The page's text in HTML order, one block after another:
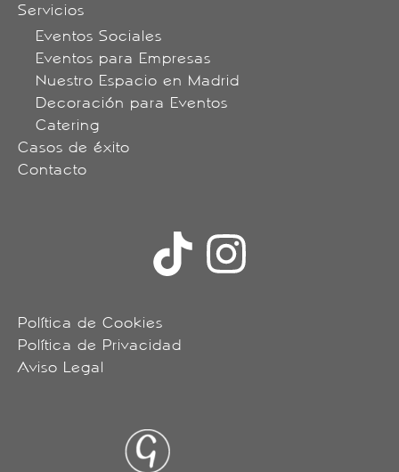
Servicios
Eventos Sociales
Eventos para Empresas
Nuestro Espacio en Madrid
Decoración para Eventos
Catering
Casos de éxito
Contacto
Política de Cookies
Política de Privacidad
Aviso Legal